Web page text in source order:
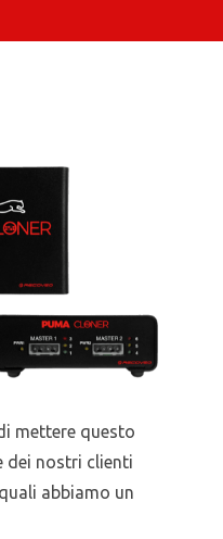
mettere questo
dei nostri clienti
abbiamo un